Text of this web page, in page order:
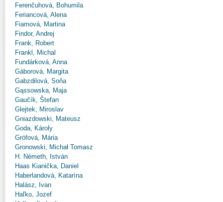
Ferenčuhová, Bohumila
Feriancová, Alena
Fiamová, Martina
Findor, Andrej
Frank, Robert
Frankl, Michal
Fundárková, Anna
Gáborová, Margita
Gabzdilová, Soňa
Gąssowska, Maja
Gaučík, Štefan
Glejtek, Miroslav
Gniazdowski, Mateusz
Goda, Károly
Grófová, Mária
Gronowski, Michał Tomasz
H. Németh, István
Haas Kianička, Daniel
Haberlandová, Katarína
Halász, Ivan
Haľko, Jozef